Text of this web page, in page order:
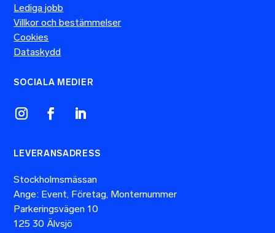
Lediga jobb
Villkor och bestämmelser
Cookies
Dataskydd
SOCIALA MEDIER
LEVERANSADRESS
Stockholmsmässan
Ange: Event, Företag, Monternummer
Parkeringsvägen 10
125 30 Älvsjö